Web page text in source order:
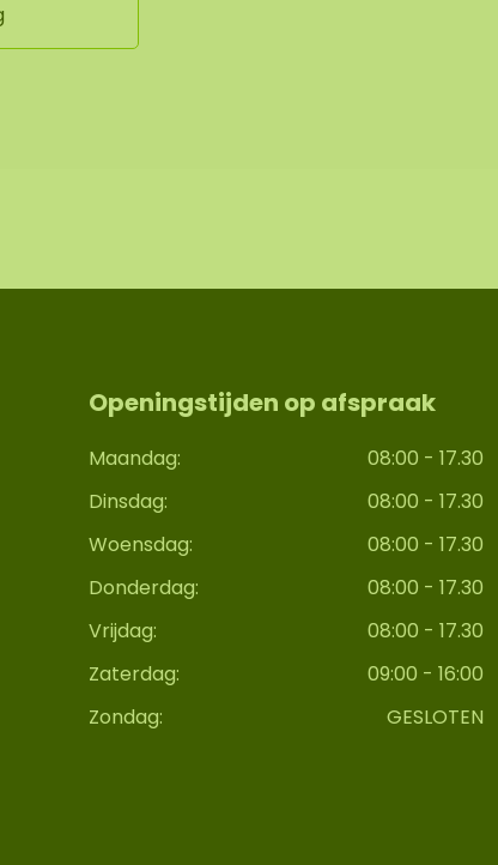
Openingstijden op afspraak
Maandag:
08:00 - 17.30
Dinsdag:
08:00 - 17.30
Woensdag:
08:00 - 17.30
Donderdag:
08:00 - 17.30
Vrijdag:
08:00 - 17.30
Zaterdag:
09:00 - 16:00
Zondag:
GESLOTEN